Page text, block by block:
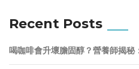
Recent Posts
喝咖啡會升壞膽固醇？營養師揭秘